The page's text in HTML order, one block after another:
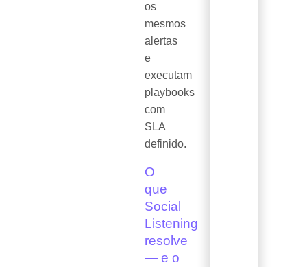
os
mesmos
alertas
e
executam
playbooks
com
SLA
definido.
O
que
Social
Listening
resolve
— e o